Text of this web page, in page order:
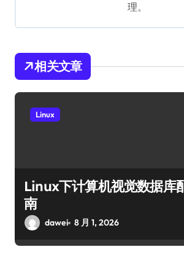
理。
相关文章
Linux
Linux下计算机视觉数据库
南
dawei 8 月 1, 2026